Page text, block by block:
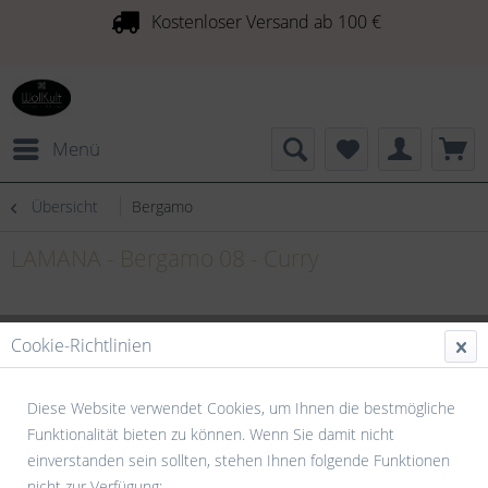
Kostenloser Versand ab 100 €
Menü
Übersicht Bergamo
Cookie-Richtlinien
Diese Website verwendet Cookies, um Ihnen die bestmögliche
Funktionalität bieten zu können. Wenn Sie damit nicht
einverstanden sein sollten, stehen Ihnen folgende Funktionen